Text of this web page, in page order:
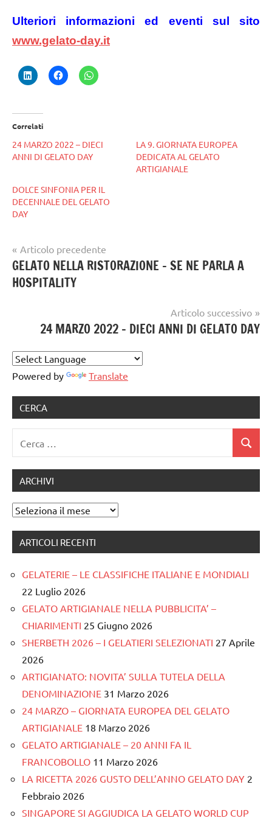
Ulteriori informazioni ed eventi sul sito
www.gelato-day.it
Correlati
24 MARZO 2022 – DIECI
ANNI DI GELATO DAY
LA 9. GIORNATA EUROPEA
DEDICATA AL GELATO
ARTIGIANALE
DOLCE SINFONIA PER IL
DECENNALE DEL GELATO
DAY
gelataio ,
gelateria
ARTIGIANALE,
gelato
gelato
artigianale
Navigazione
articoli
Articolo precedente
GELATO NELLA RISTORAZIONE – SE NE PARLA A
HOSPITALITY
Articolo successivo
24 MARZO 2022 – DIECI ANNI DI GELATO DAY
Powered by Translate
CERCA
per:
Cerca
ARCHIVI
Archivi
ARTICOLI RECENTI
GELATERIE – LE CLASSIFICHE ITALIANE E MONDIALI
22 Luglio 2026
GELATO ARTIGIANALE NELLA PUBBLICITA’ –
CHIARIMENTI 25 Giugno 2026
SHERBETH 2026 – I GELATIERI SELEZIONATI 27 Aprile
2026
ARTIGIANATO: NOVITA’ SULLA TUTELA DELLA
DENOMINAZIONE 31 Marzo 2026
24 MARZO – GIORNATA EUROPEA DEL GELATO
ARTIGIANALE 18 Marzo 2026
GELATO ARTIGIANALE – 20 ANNI FA IL
FRANCOBOLLO 11 Marzo 2026
LA RICETTA 2026 GUSTO DELL’ANNO GELATO DAY 2
Febbraio 2026
SINGAPORE SI AGGIUDICA LA GELATO WORLD CUP